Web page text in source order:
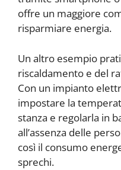
offre un maggiore
risparmiare energia.
Un altro esempio
riscaldamento e del
Con un impianto
impostare la
stanza e regolarla in
all’assenza delle
così il consumo
sprechi.